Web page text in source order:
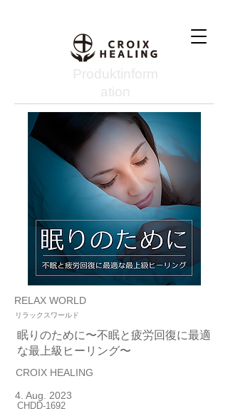
Produktinform
ation
RELAX WORLD
リラックスワールド
眠りのために〜不眠と疲労回復に最適
な最上級ヒーリング〜
CROIX HEALING
4. Aug. 2023
CHDD-1692